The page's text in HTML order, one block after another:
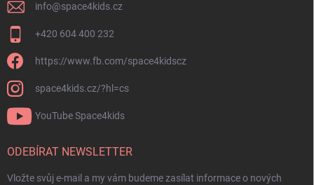
info@space4kids.cz
+420 604 400 232
https://www.fb.com/space4kidscz
space4kids.cz/?hl=cs
YouTube Space4kids
ODEBÍRAT NEWSLETTER
Vložte svůj e-mail a my vám budeme zasílat informace o nových